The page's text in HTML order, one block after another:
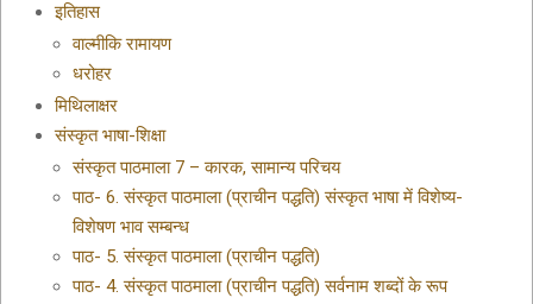
इतिहास
वाल्मीकि रामायण
धरोहर
मिथिलाक्षर
संस्कृत भाषा-शिक्षा
संस्कृत पाठमाला 7 – कारक, सामान्य परिचय
पाठ- 6. संस्कृत पाठमाला (प्राचीन पद्धति) संस्कृत भाषा में विशेष्य-
विशेषण भाव सम्बन्ध
पाठ- 5. संस्कृत पाठमाला (प्राचीन पद्धति)
पाठ- 4. संस्कृत पाठमाला (प्राचीन पद्धति) सर्वनाम शब्दों के रूप